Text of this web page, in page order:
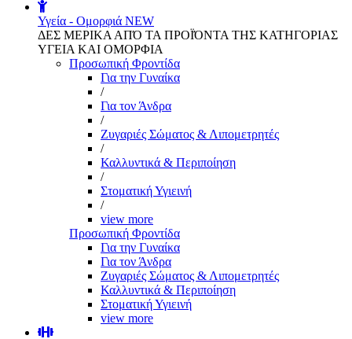
Υγεία - Ομορφιά NEW
ΔΕΣ ΜΕΡΙΚΑ ΑΠΌ ΤΑ ΠΡΟΪΌΝΤΑ ΤΗΣ ΚΑΤΗΓΟΡΙΑΣ
ΥΓΕΙΑ ΚΑΙ ΟΜΟΡΦΙΑ
Προσωπική Φροντίδα
Για την Γυναίκα
/
Για τον Άνδρα
/
Ζυγαριές Σώματος & Λιπομετρητές
/
Καλλυντικά & Περιποίηση
/
Στοματική Υγιεινή
/
view more
Προσωπική Φροντίδα
Για την Γυναίκα
Για τον Άνδρα
Ζυγαριές Σώματος & Λιπομετρητές
Καλλυντικά & Περιποίηση
Στοματική Υγιεινή
view more